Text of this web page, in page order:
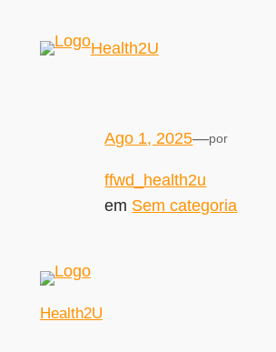
Health2U
Ago 1, 2025—por
ffwd_health2u
em Sem categoria
Health2U